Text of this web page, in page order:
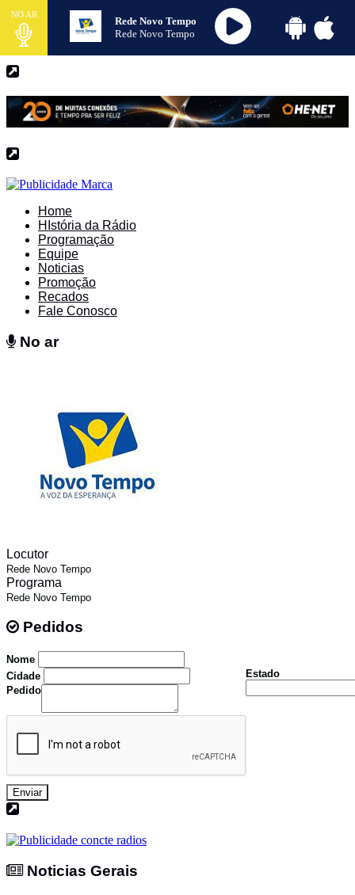
NO AR
Rede Novo Tempo
Rede Novo Tempo
Home
HIstória da Rádio
Programação
Equipe
Noticias
Promoção
Recados
Fale Conosco
No ar
Locutor
Rede Novo Tempo
Programa
Rede Novo Tempo
Pedidos
Nome
Cidade
Estado
Pedido
Enviar
Noticias Gerais